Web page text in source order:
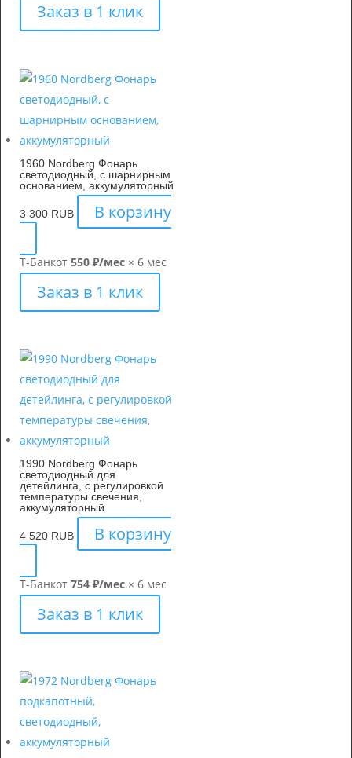
Заказ в 1 клик
1960 Nordberg Фонарь
светодиодный, с шарнирным
основанием, аккумуляторный
3 300 RUB В корзину
Т-Банкот 550 ₽/мес × 6 мес
Заказ в 1 клик
1990 Nordberg Фонарь
светодиодный для
детейлинга, с регулировкой
температуры свечения,
аккумуляторный
4 520 RUB В корзину
Т-Банкот 754 ₽/мес × 6 мес
Заказ в 1 клик